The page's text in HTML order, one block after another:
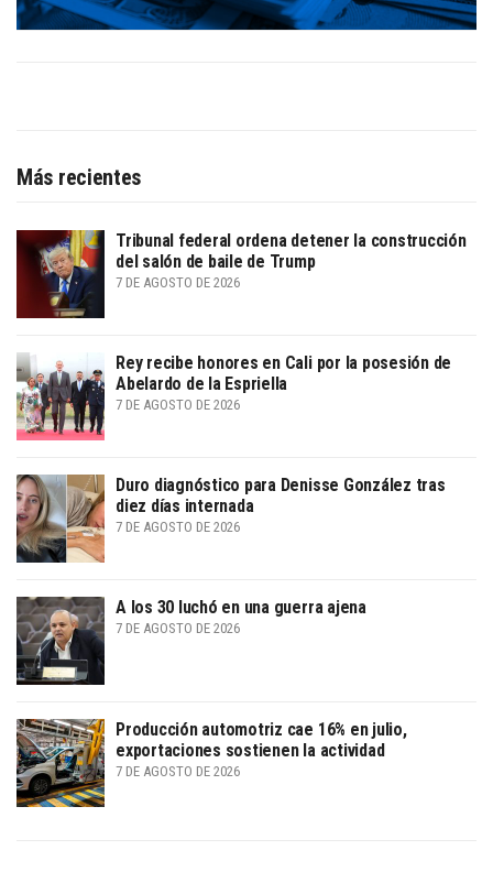
Más recientes
Tribunal federal ordena detener la construcción
del salón de baile de Trump
7 DE AGOSTO DE 2026
Rey recibe honores en Cali por la posesión de
Abelardo de la Espriella
7 DE AGOSTO DE 2026
Duro diagnóstico para Denisse González tras
diez días internada
7 DE AGOSTO DE 2026
A los 30 luchó en una guerra ajena
7 DE AGOSTO DE 2026
Producción automotriz cae 16% en julio,
exportaciones sostienen la actividad
7 DE AGOSTO DE 2026